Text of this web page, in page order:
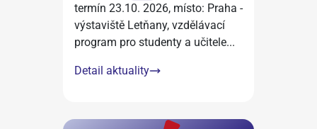
termín 23.10. 2026, místo: Praha -
výstaviště Letňany, vzdělávací
program pro studenty a učitele...
Detail aktuality